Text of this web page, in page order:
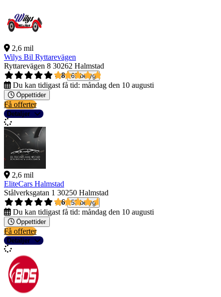
2,6 mil
Wilys Bil Ryttarevägen
Ryttarevägen 8 30262 Halmstad
4,8
69 betyg
Du kan tidigast få tid: måndag den 10 augusti
Öppettider
Få offerter
Detaljer
2,6 mil
EliteCars Halmstad
Stålverksgatan 1 30250 Halmstad
4,6
53 betyg
Du kan tidigast få tid: måndag den 10 augusti
Öppettider
Få offerter
Detaljer